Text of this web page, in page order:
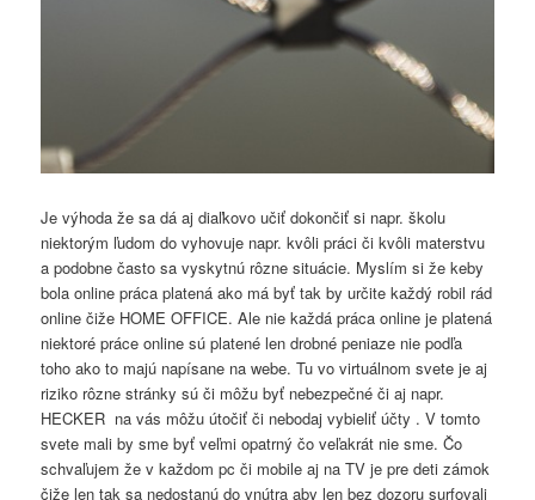
Je výhoda že sa dá aj diaľkovo učiť dokončiť si napr. školu
niektorým ľudom do vyhovuje napr. kvôli práci či kvôli materstvu
a podobne často sa vyskytnú rôzne situácie. Myslím si že keby
bola online práca platená ako má byť tak by určite každý robil rád
online čiže HOME OFFICE. Ale nie každá práca online je platená
niektoré práce online sú platené len drobné peniaze nie podľa
toho ako to majú napísane na webe. Tu vo virtuálnom svete je aj
riziko rôzne stránky sú či môžu byť nebezpečné či aj napr.
HECKER na vás môžu útočiť či nebodaj vybieliť účty . V tomto
svete mali by sme byť veľmi opatrný čo veľakrát nie sme. Čo
schvaľujem že v každom pc či mobile aj na TV je pre deti zámok
čiže len tak sa nedostanú do vnútra aby len bez dozoru surfovali